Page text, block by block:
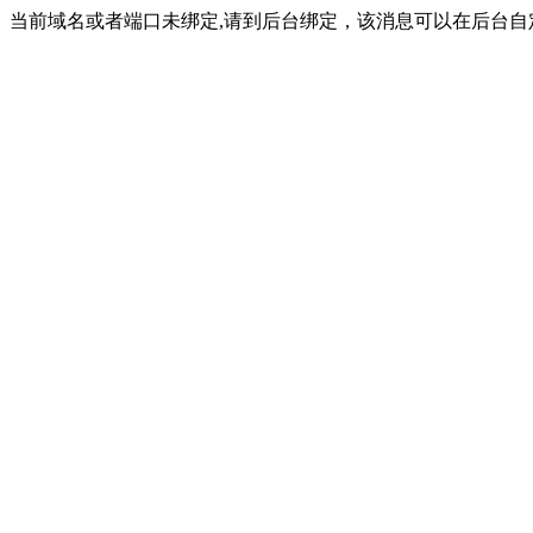
当前域名或者端口未绑定,请到后台绑定，该消息可以在后台自